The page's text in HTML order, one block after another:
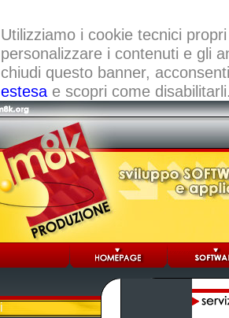
Utilizziamo i cookie tecnici
personalizzare i contenuti e gli
chiudi questo banner,
estesae scopri come